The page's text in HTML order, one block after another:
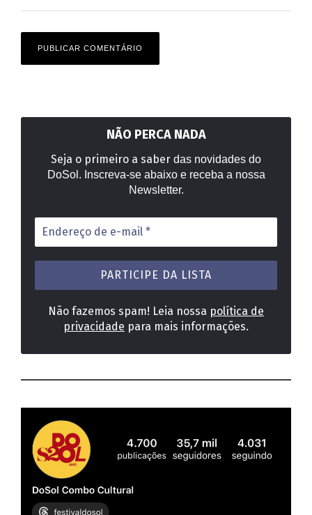
NÃO PERCA NADA
Seja o primeiro a saber das novidades do
DoSol. Inscreva-se abaixo e receba a nossa
Newsletter.
Endereço
de
e-
mail
Não fazemos spam! Leia nossa política de
privacidade para mais informações.